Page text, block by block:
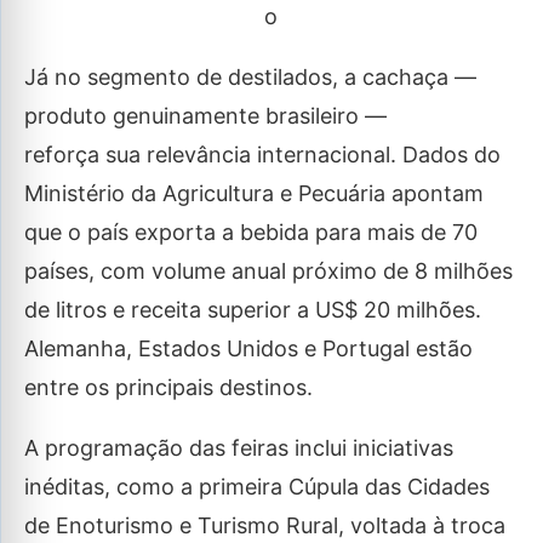
o
Já no segmento de destilados, a cachaça —
produto genuinamente brasileiro —
reforça sua relevância internacional. Dados do
Ministério da Agricultura e Pecuária apontam
que o país exporta a bebida para mais de 70
países, com volume anual próximo de 8 milhões
de litros e receita superior a US$ 20 milhões.
Alemanha, Estados Unidos e Portugal estão
entre os principais destinos.
A programação das feiras inclui iniciativas
inéditas, como a primeira Cúpula das Cidades
de Enoturismo e Turismo Rural, voltada à troca